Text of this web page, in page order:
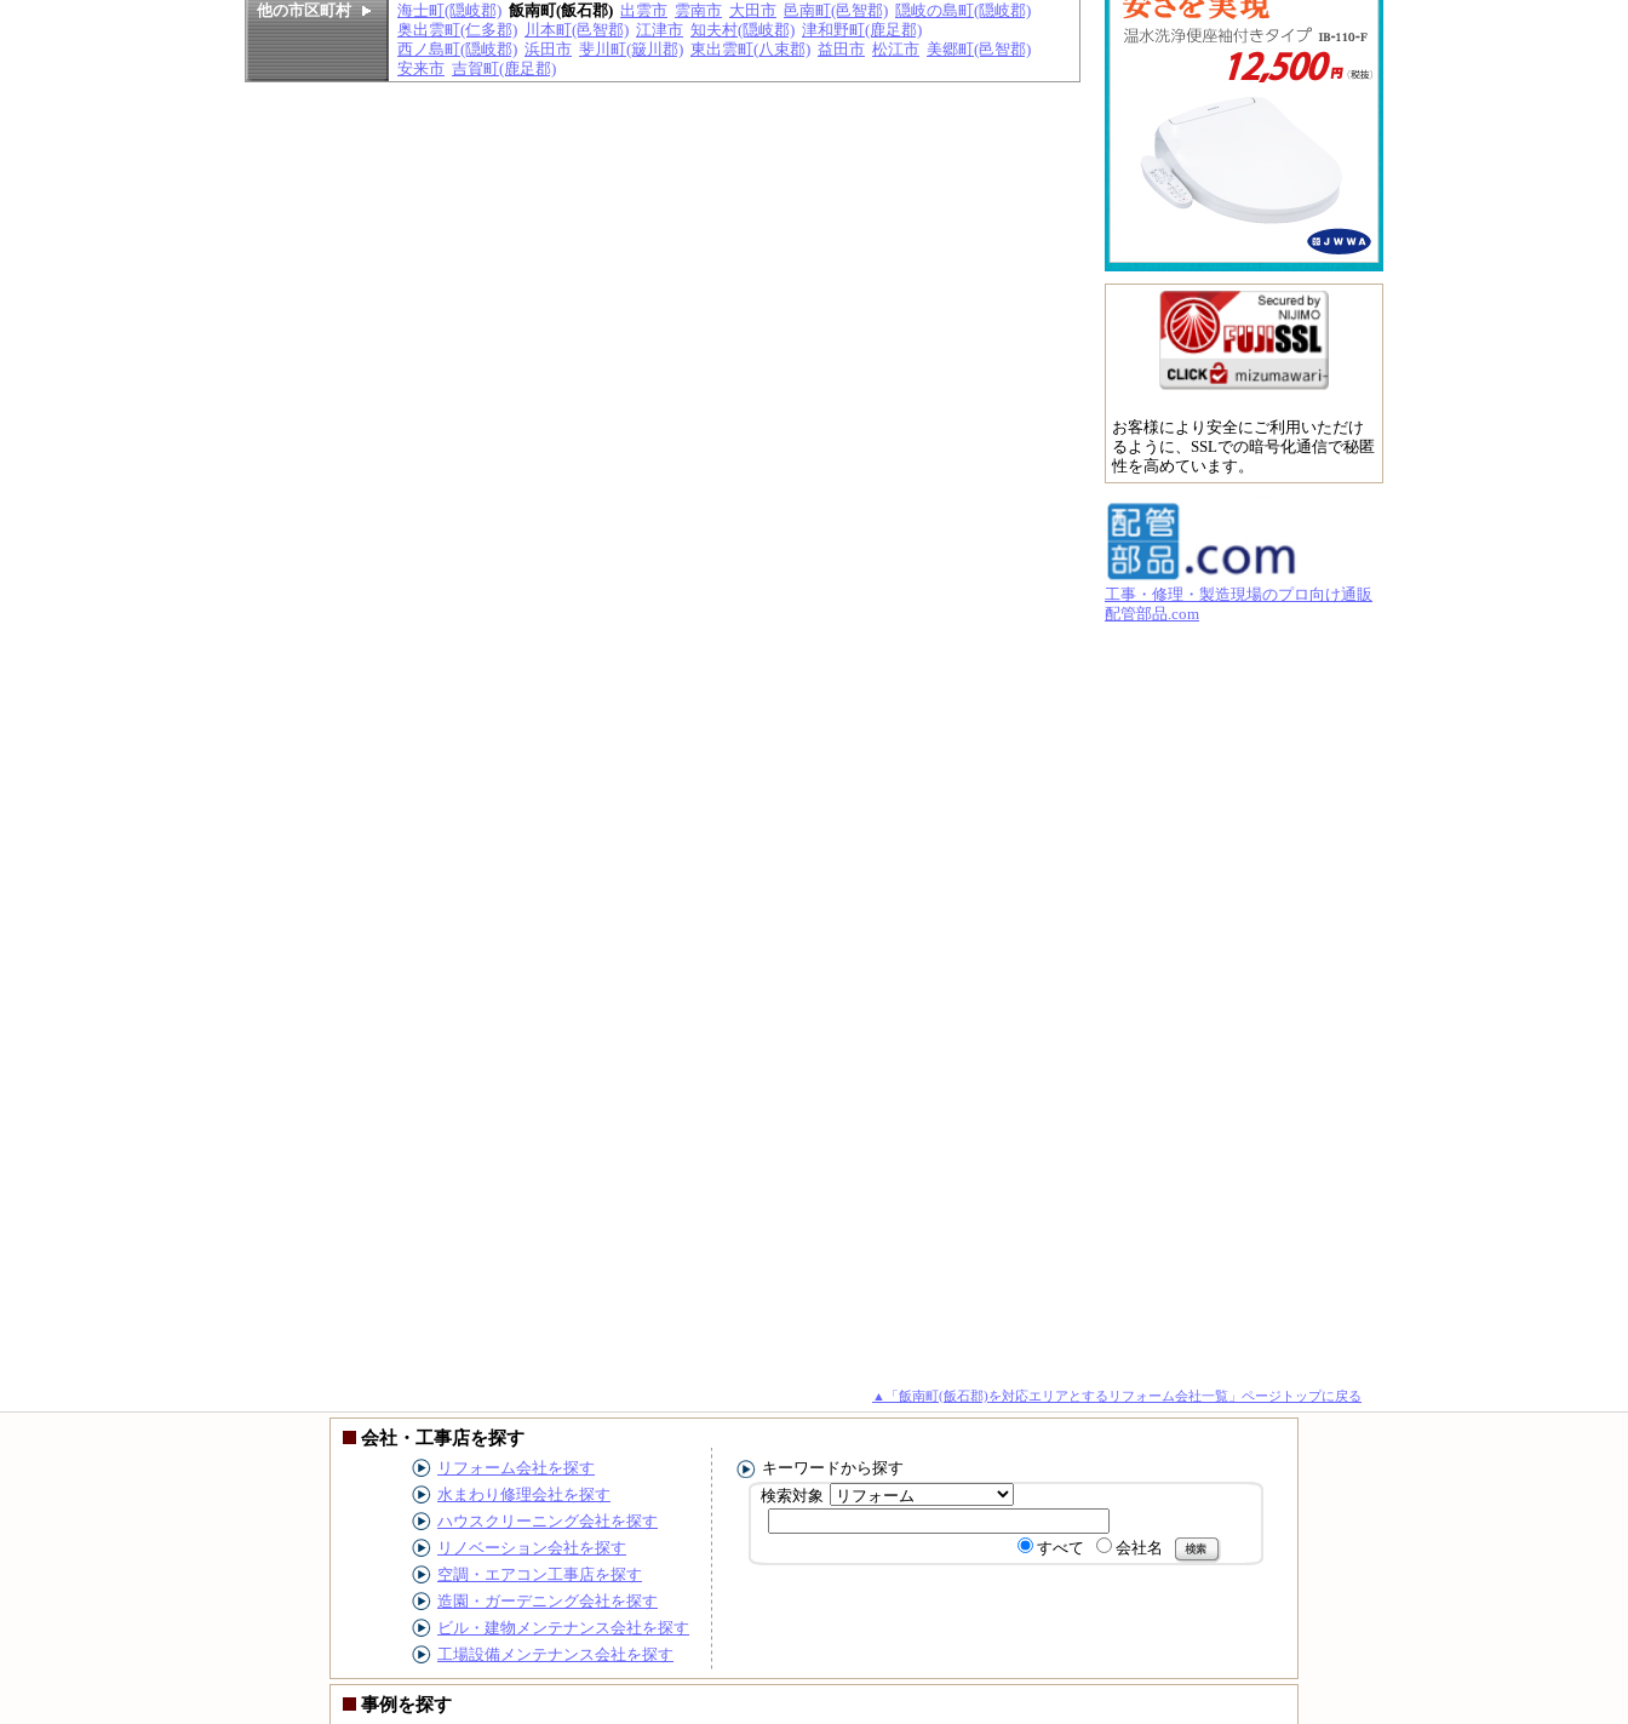
他の市区町村 海士町(隠岐郡) 飯南町(飯石郡) 出雲市 雲南市 大田市 邑南町(邑智郡) 隠岐の島町(隠岐郡)
奥出雲町(仁多郡) 川本町(邑智郡) 江津市 知夫村(隠岐郡) 津和野町(鹿足郡)
西ノ島町(隠岐郡) 浜田市 斐川町(簸川郡) 東出雲町(八束郡) 益田市 松江市 美郷町(邑智郡)
安来市 吉賀町(鹿足郡)
お客様により安全にご利用いただけ
るように、SSLでの暗号化通信で秘匿
性を高めています。
工事・修理・製造現場のプロ向け通販
配管部品.com
▲「飯南町(飯石郡)を対応エリアとするリフォーム会社一覧」ページトップに戻る
会社・工事店を探す
リフォーム会社を探す
水まわり修理会社を探す
ハウスクリーニング会社を探す
リノベーション会社を探す
空調・エアコン工事店を探す
造園・ガーデニング会社を探す
ビル・建物メンテナンス会社を探す
工場設備メンテナンス会社を探す
キーワードから探す
検索対象
すべて 会社名
事例を探す